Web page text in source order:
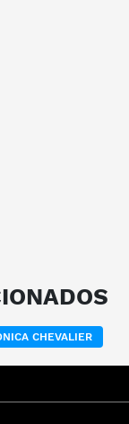
CHEVALIER